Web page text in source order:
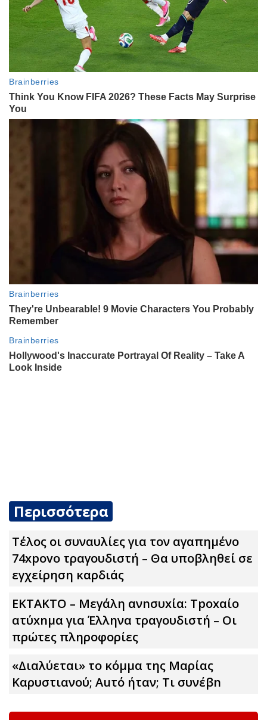
Περισσότερα
Τέλος οι συναυλίες για τον αγαπημένο
74xpovo τραγουδιστή – Θα υποβληθεί σε
εγχείρηση καρδιάς
ΕΚΤΑΚΤΟ – Μεγάλη ανnσυxία: Τpοxαίο
ατύxnμα για Έλληνα τραγουδιστή – Οι
πρώτες πληροφορίες
«Διαλύεται» το κόμμα της Μαρίας
Καρυστιανού; Αuτό ήταν; Τι συνέβn